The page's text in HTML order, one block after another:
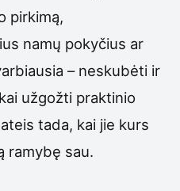
pirkimą,
namų pokyčius ar
– neskubėti ir
užgožti praktinio
tada, kai jie kurs
ramybę sau.